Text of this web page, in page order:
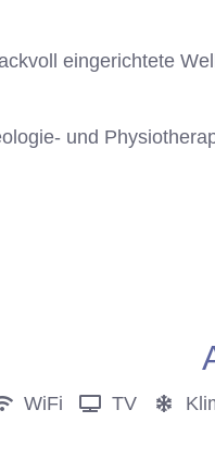
eingerichtete
und
WiFi TV